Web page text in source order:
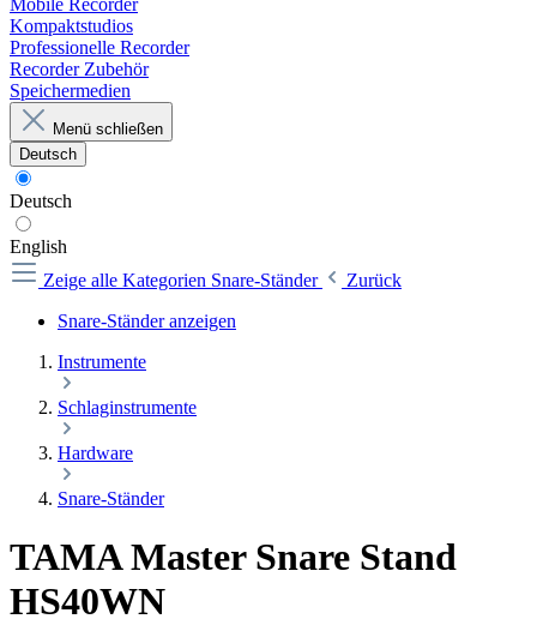
Mobile Recorder
Kompaktstudios
Professionelle Recorder
Recorder Zubehör
Speichermedien
Menü schließen
Deutsch
Deutsch
English
Zeige alle Kategorien Snare-Ständer
Zurück
Snare-Ständer anzeigen
Instrumente
Schlaginstrumente
Hardware
Snare-Ständer
TAMA Master Snare Stand
HS40WN